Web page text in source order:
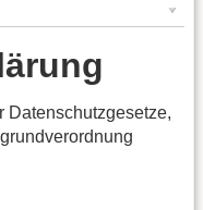
Datenschutzgesetze,